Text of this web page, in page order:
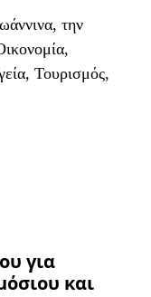
την
Τουρισμός,
για
και